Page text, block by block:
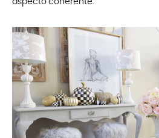
aspecto coherente.